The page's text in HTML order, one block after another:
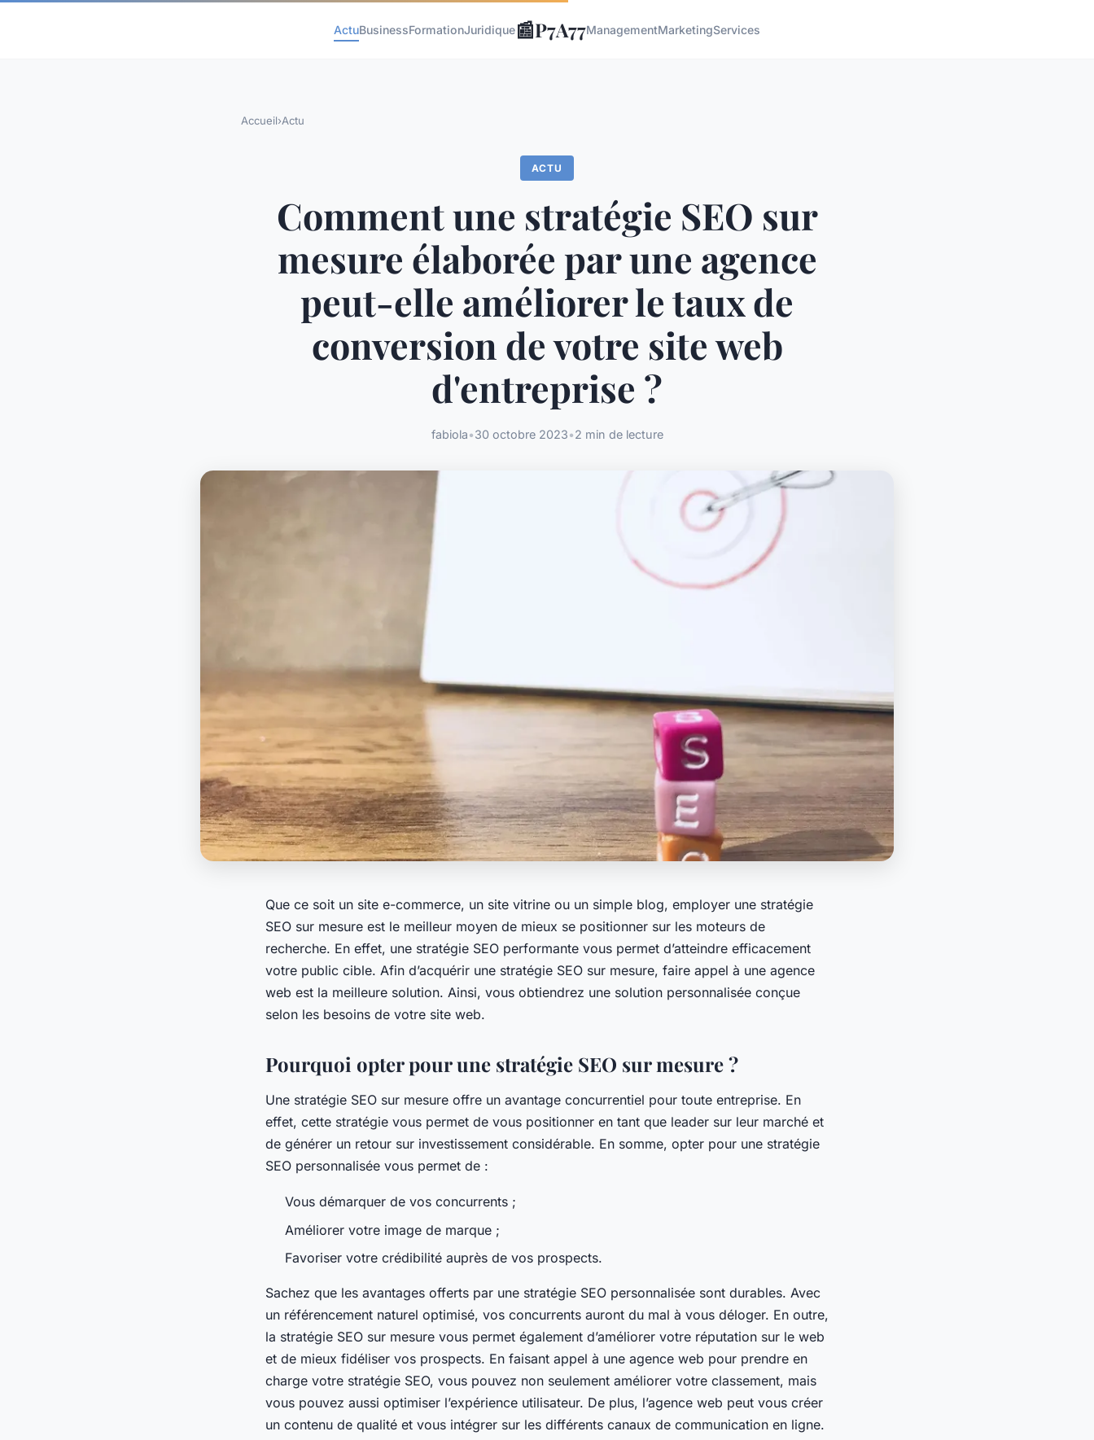
ActuBusinessFormationJuridique📰P7A77ManagementMarketingServices
Accueil›Actu
ACTU
Comment une stratégie SEO sur
mesure élaborée par une agence
peut-elle améliorer le taux de
conversion de votre site web
d'entreprise ?
fabiola•30 octobre 2023•2 min de lecture
Que ce soit un site e-commerce, un site vitrine ou un simple blog, employer une stratégie
SEO sur mesure est le meilleur moyen de mieux se positionner sur les moteurs de
recherche. En effet, une stratégie SEO performante vous permet d’atteindre efficacement
votre public cible. Afin d’acquérir une stratégie SEO sur mesure, faire appel à une agence
web est la meilleure solution. Ainsi, vous obtiendrez une solution personnalisée conçue
selon les besoins de votre site web.
Pourquoi opter pour une stratégie SEO sur mesure ?
Une stratégie SEO sur mesure offre un avantage concurrentiel pour toute entreprise. En
effet, cette stratégie vous permet de vous positionner en tant que leader sur leur marché et
de générer un retour sur investissement considérable. En somme, opter pour une stratégie
SEO personnalisée vous permet de :
Vous démarquer de vos concurrents ;
Améliorer votre image de marque ;
Favoriser votre crédibilité auprès de vos prospects.
Sachez que les avantages offerts par une stratégie SEO personnalisée sont durables. Avec
un référencement naturel optimisé, vos concurrents auront du mal à vous déloger. En outre,
la stratégie SEO sur mesure vous permet également d’améliorer votre réputation sur le web
et de mieux fidéliser vos prospects. En faisant appel à une agence web pour prendre en
charge votre stratégie SEO, vous pouvez non seulement améliorer votre classement, mais
vous pouvez aussi optimiser l’expérience utilisateur. De plus, l’agence web peut vous créer
un contenu de qualité et vous intégrer sur les différents canaux de communication en ligne.